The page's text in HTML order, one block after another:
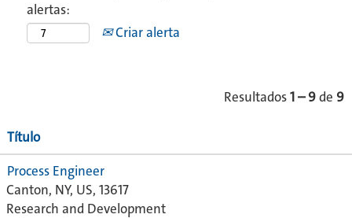
alertas:
Criar alerta
Resultados1 – 9de 9
Título
Process Engineer
Canton, NY, US, 13617
Research and Development